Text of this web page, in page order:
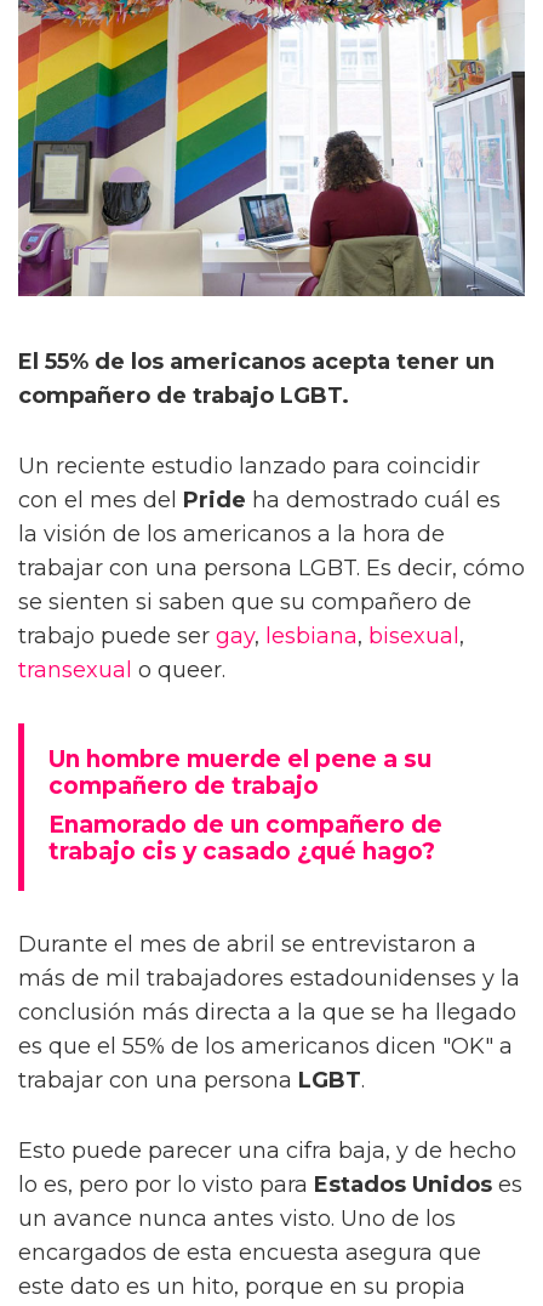
El 55% de los americanos acepta tener un
compañero de trabajo LGBT.
Un reciente estudio lanzado para coincidir
con el mes del Pride ha demostrado cuál es
la visión de los americanos a la hora de
trabajar con una persona LGBT. Es decir, cómo
se sienten si saben que su compañero de
trabajo puede ser gay, lesbiana, bisexual ,
transexual o queer.
Un hombre muerde el pene a su
compañero de trabajo
Enamorado de un compañero de
trabajo cis y casado ¿qué hago?
Durante el mes de abril se entrevistaron a
más de mil trabajadores estadounidenses y la
conclusión más directa a la que se ha llegado
es que el 55% de los americanos dicen "OK" a
trabajar con una persona LGBT.
Esto puede parecer una cifra baja, y de hecho
lo es, pero por lo visto para Estados Unidos es
un avance nunca antes visto. Uno de los
encargados de esta encuesta asegura que
este dato es un hito, porque en su propia